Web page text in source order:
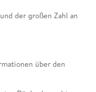
der großen Zahl an
über den